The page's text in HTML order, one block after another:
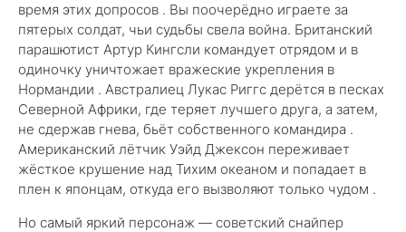
время этих допросов . Вы поочерёдно играете за
пятерых солдат, чьи судьбы свела война. Британский
парашютист Артур Кингсли командует отрядом и в
одиночку уничтожает вражеские укрепления в
Нормандии . Австралиец Лукас Риггс дерётся в песках
Северной Африки, где теряет лучшего друга, а затем,
не сдержав гнева, бьёт собственного командира .
Американский лётчик Уэйд Джексон переживает
жёсткое крушение над Тихим океаном и попадает в
плен к японцам, откуда его вызволяют только чудом .
Но самый яркий персонаж — советский снайпер